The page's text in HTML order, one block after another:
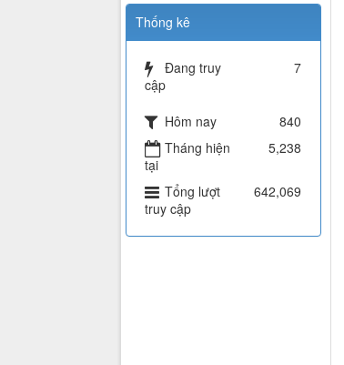
Thống kê
Đang truy
cập
7
Hôm nay
840
Tháng hiện
tại
5,238
Tổng lượt
truy cập
642,069